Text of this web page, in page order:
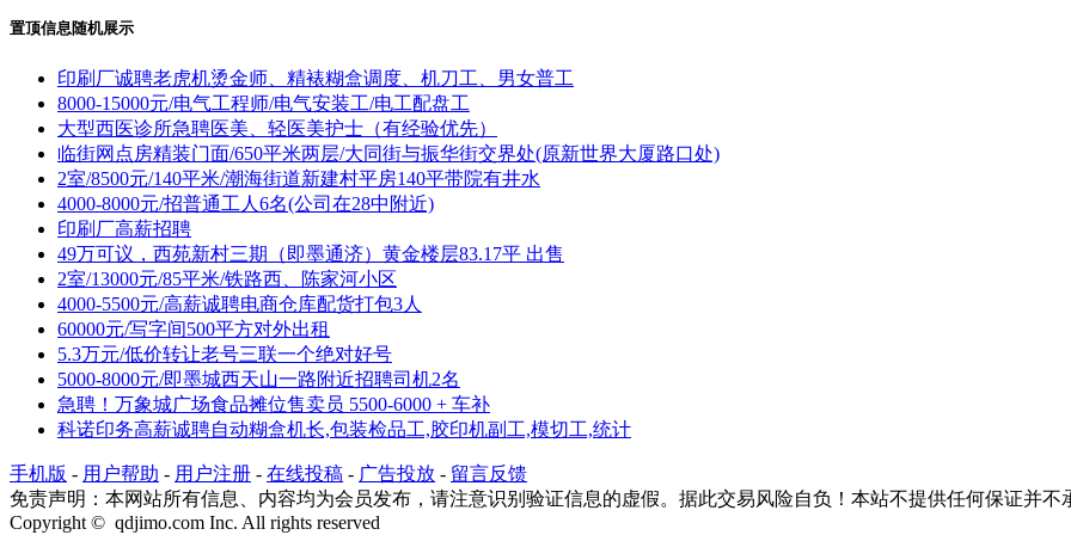
置顶信息随机展示
印刷厂诚聘老虎机烫金师、精裱糊盒调度、机刀工、男女普工
8000-15000元/电气工程师/电气安装工/电工配盘工
大型西医诊所急聘医美、轻医美护士（有经验优先）
临街网点房精装门面/650平米两层/大同街与振华街交界处(原新世界大厦路口处)
2室/8500元/140平米/潮海街道新建村平房140平带院有井水
4000-8000元/招普通工人6名(公司在28中附近)
印刷厂高薪招聘
49万可议，西苑新村三期（即墨通济）黄金楼层83.17平 出售
2室/13000元/85平米/铁路西、陈家河小区
4000-5500元/高薪诚聘电商仓库配货打包3人
60000元/写字间500平方对外出租
5.3万元/低价转让老号三联一个绝对好号
5000-8000元/即墨城西天山一路附近招聘司机2名
急聘！万象城广场食品摊位售卖员 5500-6000 + 车补
科诺印务高薪诚聘自动糊盒机长,包装检品工,胶印机副工,模切工,统计
手机版 - 用户帮助 - 用户注册 - 在线投稿 - 广告投放 - 留言反馈
免责声明：本网站所有信息、内容均为会员发布，请注意识别验证信息的虚假。据此交易风险自负！本站不提供任何保证并不
Copyright © qdjimo.com Inc. All rights reserved